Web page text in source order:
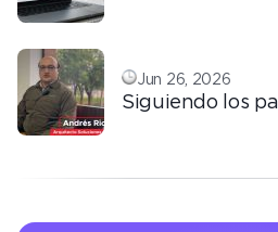
Jun 26, 2026
Siguiendo los